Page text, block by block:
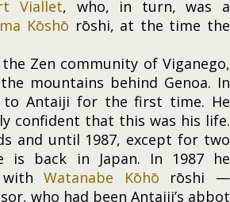
Viallet, who, in turn, was a
Kōshō rōshi, at the time the
Zen community of Viganego,
mountains behind Genoa. In
to Antaiji for the first time. He
confident that this was his life.
and until 1987, except for two
is back in Japan. In 1987 he
withWatanabe Kōhō rōshi —
who had been Antaiji’s abbot